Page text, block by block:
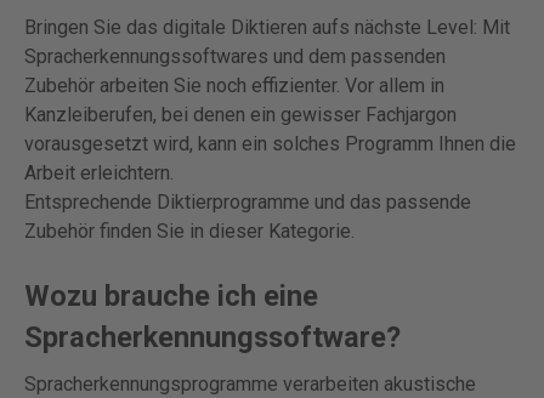
Bringen Sie das digitale Diktieren aufs nächste Level: Mit
Spracherkennungssoftwares und dem passenden
Zubehör arbeiten Sie noch effizienter. Vor allem in
Kanzleiberufen, bei denen ein gewisser Fachjargon
vorausgesetzt wird, kann ein solches Programm Ihnen die
Arbeit erleichtern.
Entsprechende Diktierprogramme und das passende
Zubehör finden Sie in dieser Kategorie.
Wozu brauche ich eine
Spracherkennungssoftware?
Spracherkennungsprogramme verarbeiten akustische